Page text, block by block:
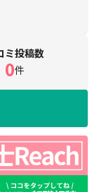
ミ投稿数
0件